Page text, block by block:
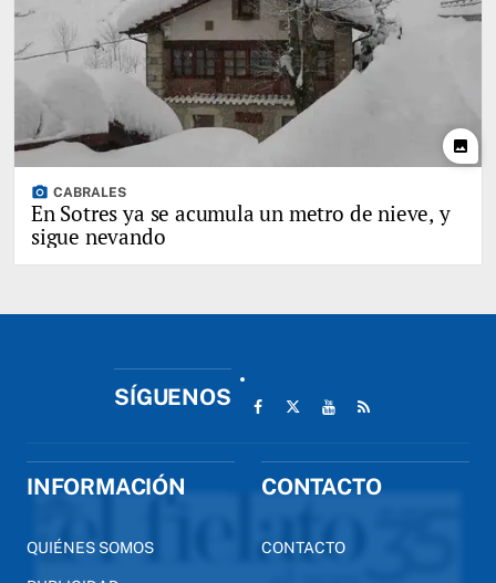
photo
photo_camera CABRALES
En Sotres ya se acumula un metro de nieve, y
sigue nevando
SÍGUENOS
INFORMACIÓN
QUIÉNES SOMOS
CONTACTO
CONTACTO